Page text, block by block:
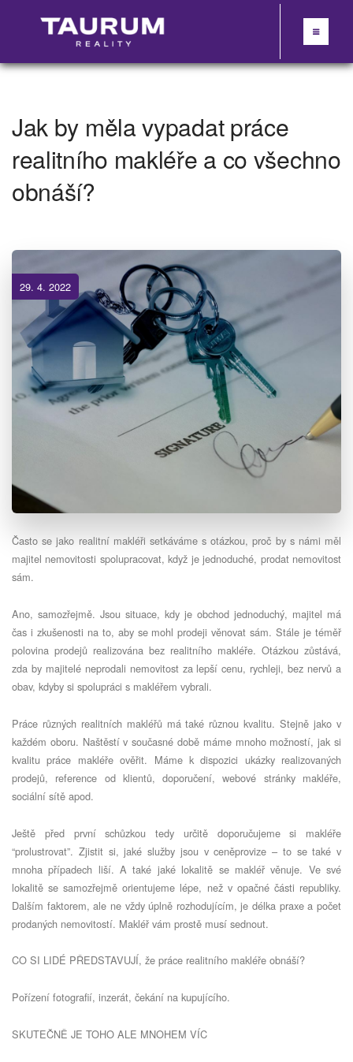
Jak by měla vypadat práce
realitního makléře a co všechno
obnáší?
29. 4. 2022
Často se jako realitní makléři setkáváme s otázkou, proč by s námi měl
majitel nemovitosti spolupracovat, když je jednoduché, prodat nemovitost
sám.
Ano, samozřejmě. Jsou situace, kdy je obchod jednoduchý, majitel má
čas i zkušenosti na to, aby se mohl prodeji věnovat sám. Stále je téměř
polovina prodejů realizována bez realitního makléře. Otázkou zůstává,
zda by majitelé neprodali nemovitost za lepší cenu, rychleji, bez nervů a
obav, kdyby si spolupráci s makléřem vybrali.
Práce různých realitních makléřů má také různou kvalitu. Stejně jako v
každém oboru. Naštěstí v současnédobě máme mnoho možností, jak si
kvalitu práce makléře ověřit. Máme k dispozici ukázky realizovaných
prodejů, reference od klientů, doporučení, webové stránky makléře,
sociální sítě apod.
Ještě před prvníschůzkou tedy určitě doporučujeme si makléře
“prolustrovat”. Zjistit si, jaké služby jsou v ceněprovize – to se také v
mnoha případech liší. A také jaké lokalitě se makléř věnuje. Ve své
lokalitě se samozřejmě orientujeme lépe, než v opačné části republiky.
Dalším faktorem, ale ne vždy úplně rozhodujícím, je délka praxe a počet
prodaných nemovitostí. Makléř vám prostě musí sednout.
CO SI LIDÉ PŘEDSTAVUJÍ, že práce realitního makléře obnáší?
Pořízení fotografií, inzerát, čekání na kupujícího.
SKUTEČNĚ JE TOHO ALE MNOHEM VÍC